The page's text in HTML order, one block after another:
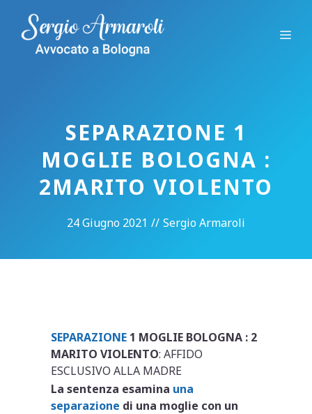
contenuto
SEPARAZIONE 1
MOGLIE BOLOGNA :
2MARITO VIOLENTO
24 Giugno 2021 // Sergio Armaroli
SEPARAZIONE 1 MOGLIE BOLOGNA : 2
MARITO VIOLENTO: AFFIDO
ESCLUSIVO ALLA MADRE
La sentenza esamina una
separazione di una moglie con un